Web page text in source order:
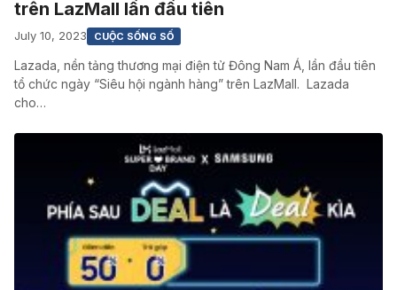
trên LazMall lần đầu tiên
July 10, 2023 CUỘC SỐNG SỐ
Lazada, nền tảng thương mại điện tử Đông Nam Á, lần đầu tiên
tổ chức ngày “Siêu hội ngành hàng” trên LazMall. Lazada
cho…